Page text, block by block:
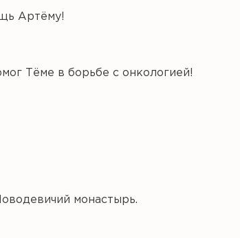
Артёму!
Тёме в борьбе с онкологией!
монастырь.